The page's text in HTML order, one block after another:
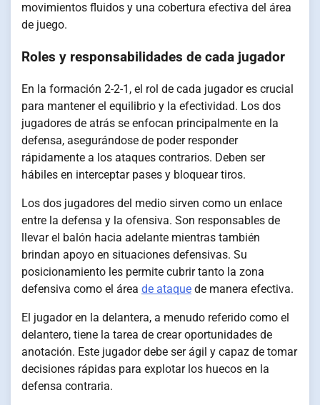
movimientos fluidos y una cobertura efectiva del área
de juego.
Roles y responsabilidades de cada jugador
En la formación 2-2-1, el rol de cada jugador es crucial
para mantener el equilibrio y la efectividad. Los dos
jugadores de atrás se enfocan principalmente en la
defensa, asegurándose de poder responder
rápidamente a los ataques contrarios. Deben ser
hábiles en interceptar pases y bloquear tiros.
Los dos jugadores del medio sirven como un enlace
entre la defensa y la ofensiva. Son responsables de
llevar el balón hacia adelante mientras también
brindan apoyo en situaciones defensivas. Su
posicionamiento les permite cubrir tanto la zona
defensiva como el área de ataque de manera efectiva.
El jugador en la delantera, a menudo referido como el
delantero, tiene la tarea de crear oportunidades de
anotación. Este jugador debe ser ágil y capaz de tomar
decisiones rápidas para explotar los huecos en la
defensa contraria.